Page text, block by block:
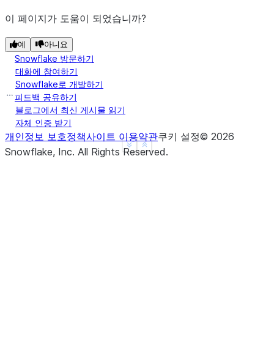
Show less
See more
이 페이지가 도움이 되었습니까?
예 아니요
Snowflake 방문하기
대화에 참여하기
Snowflake로 개발하기
피드백 공유하기
블로그에서 최신 게시물 읽기
자체 인증 받기
개인정보 보호정책사이트 이용약관쿠키 설정© 2026
Snowflake, Inc. All Rights Reserved.